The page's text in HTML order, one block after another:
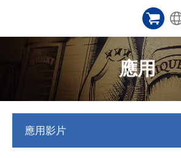
應用
應用影片